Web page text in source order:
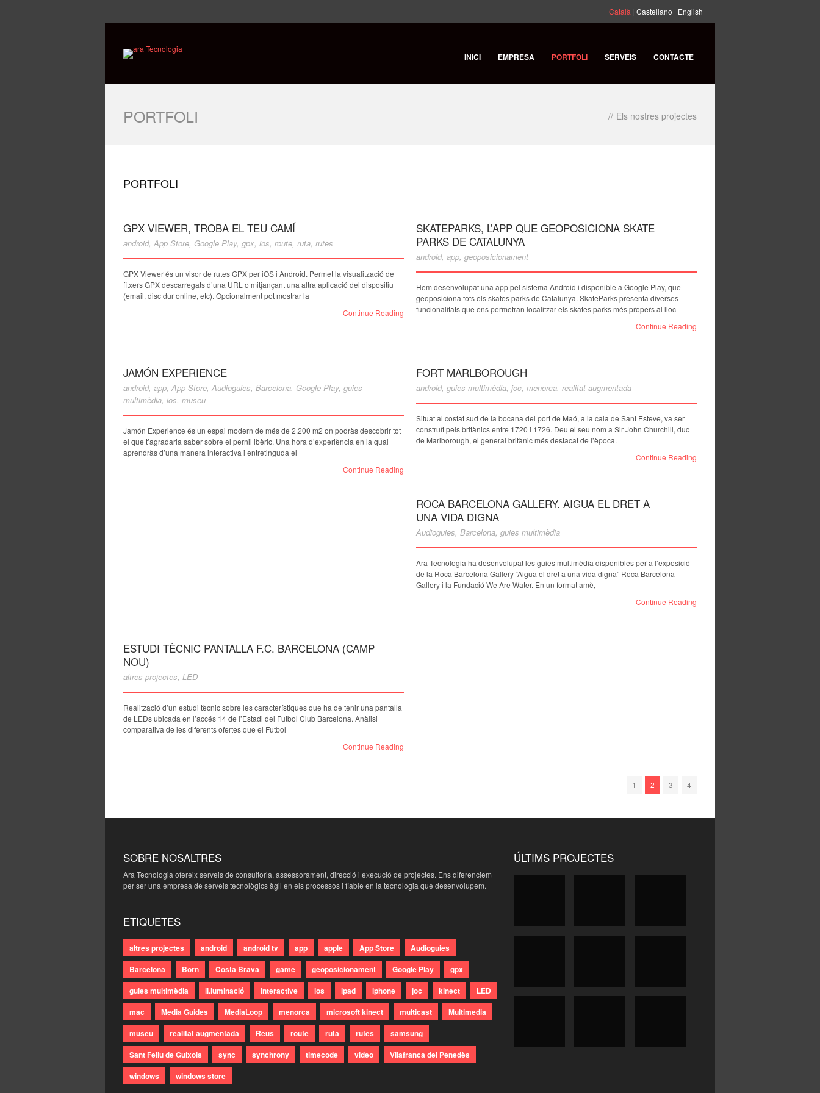
Català Castellano English
INICI EMPRESA PORTFOLI SERVEIS CONTACTE
PORTFOLI // Els nostres projectes
PORTFOLI
GPX VIEWER, TROBA EL TEU CAMÍ
android, App Store, Google Play, gpx, ios, route, ruta, rutes
GPX Viewer és un visor de rutes GPX per iOS i Android. Permet la visualització de
fitxers GPX descarregats d’una URL o mitjançant una altra aplicació del dispositiu
(email, disc dur online, etc). Opcionalment pot mostrar la
Continue Reading
SKATEPARKS, L’APP QUE GEOPOSICIONA SKATE
PARKS DE CATALUNYA
android, app, geoposicionament
Hem desenvolupat una app pel sistema Android i disponible a Google Play, que
geoposiciona tots els skates parks de Catalunya. SkateParks presenta diverses
funcionalitats que ens permetran localitzar els skates parks més propers al lloc
Continue Reading
JAMÓN EXPERIENCE
android, app, App Store, Audioguies, Barcelona, Google Play, guies
multimèdia, ios, museu
Jamón Experience és un espai modern de més de 2.200 m2 on podràs descobrir tot
el que t’agradaria saber sobre el pernil ibèric. Una hora d’experiència en la qual
aprendràs d’una manera interactiva i entretinguda el
Continue Reading
FORT MARLBOROUGH
android, guies multimèdia, joc, menorca, realitat augmentada
Situat al costat sud de la bocana del port de Maó, a la cala de Sant Esteve, va ser
construït pels britànics entre 1720 i 1726. Deu el seu nom a Sir John Churchill, duc
de Marlborough, el general britànic més destacat de l’època.
Continue Reading
ROCA BARCELONA GALLERY. AIGUA EL DRET A
UNA VIDA DIGNA
Audioguies, Barcelona, guies multimèdia
Ara Tecnologia ha desenvolupat les guies multimèdia disponibles per a l’exposició
de la Roca Barcelona Gallery “Aigua el dret a una vida digna” Roca Barcelona
Gallery i la Fundació We Are Water. En un format amè,
Continue Reading
ESTUDI TÈCNIC PANTALLA F.C. BARCELONA (CAMP
NOU)
altres projectes, LED
Realització d’un estudi tècnic sobre les característiques que ha de tenir una pantalla
de LEDs ubicada en l’accés 14 de l’Estadi del Futbol Club Barcelona. Anàlisi
comparativa de les diferents ofertes que el Futbol
Continue Reading
1 2 3 4
SOBRE NOSALTRES
Ara Tecnologia ofereix serveis de consultoria, assessorament, direcció i execució de projectes. Ens diferenciem
per ser una empresa de serveis tecnològics àgil en els processos i fiable en la tecnologia que desenvolupem.
ETIQUETES
altres projectes android android tv app apple App Store
Audioguies
Barcelona
Born Costa Brava game geoposicionament Google Play
gpx
guies multimèdia
il.luminació interactive ios ipad iphone joc kinect
LED
mac
Media Guides MediaLoop menorca microsoft kinect multicast
Multimedia
museu
realitat augmentada Reus route ruta rutes
samsung
Sant Feliu de Guíxols
sync synchrony timecode video
Vilafranca del Penedès
windows
windows store
ÚLTIMS PROJECTES